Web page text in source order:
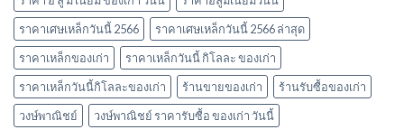
ราคาเศษเหล็กวันนี้ 2566
ราคาเศษเหล็กวันนี้ 2566 ล่าสุด
ราคาเหล็กของเก่า
ราคาเหล็กวันนี้ กิโลละ ของเก่า
ราคาเหล็กวันนี้กิโลละของเก่า
ร้านขายของเก่า
ร้านรับซื้อของเก่า
วงษ์พาณิชย์
วงษ์พาณิชย์ ราคารับซื้อ ของเก่า วันนี้